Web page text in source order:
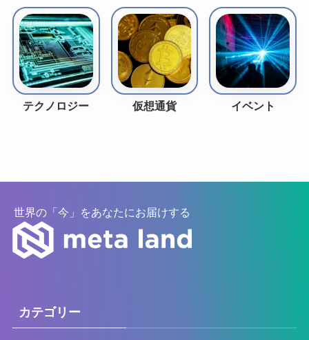
テクノロジー 仮想通貨 イベント
世界の「今」をあなたにお届けする
カテゴリー